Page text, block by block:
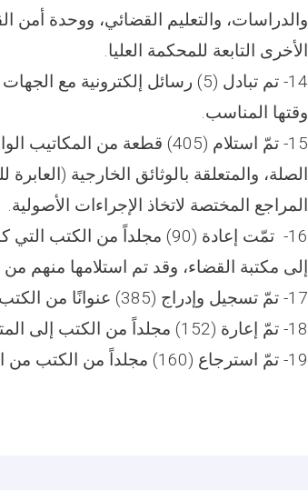
والدراسات، والتعليم القضائي، ووحدة أمن
الأخرى التابعة للمحكمة العليا.
14- تم تبادل (5) رسائل إلكترونية
وقتها المناسب.
15- تمّ استلام (405) قطعة من
الصلة، والمتعلقة بالوثائق الخارجية (العابرة
المراجع المختصة لاتخاذ الإجراءات الأصولية.
16- تمّت إعادة (90) مجلداً من
إلى مكتبة القضاء، وقد تم استلامها منهم
17- تمّ تسجيل وإدراج (385) عنوانًا من الكتب.
18- تمّ إعارة (152) مجلداً من الكتب إلى المتقدمين.
19- تمّ استرجاع (160) مجلداً من الكتب من المتقدمين، أو تمّ تمديد مدة إعارتها.